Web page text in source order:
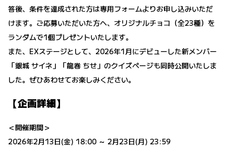
答後、条件を達成された方は専用フォームよりお申し込みいただ
けます。ご応募いただいた方へ、オリジナルチョコ（全23種）を
ランダムで1個プレゼントいたします。
また、EXステージとして、2026年1月にデビューした新メンバー
「銀城 サイネ」「龍巻 ちせ」のクイズページも同時公開いたしま
した。ぜひあわせてお楽しみください。
【企画詳細】
＜開催期間＞
2026年2月13日(金) 18:00 ～ 2月23日(月) 23:59